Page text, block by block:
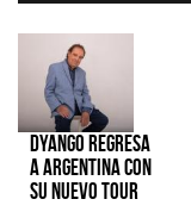
Dyango regresa
a Argentina con
su nuevo tour